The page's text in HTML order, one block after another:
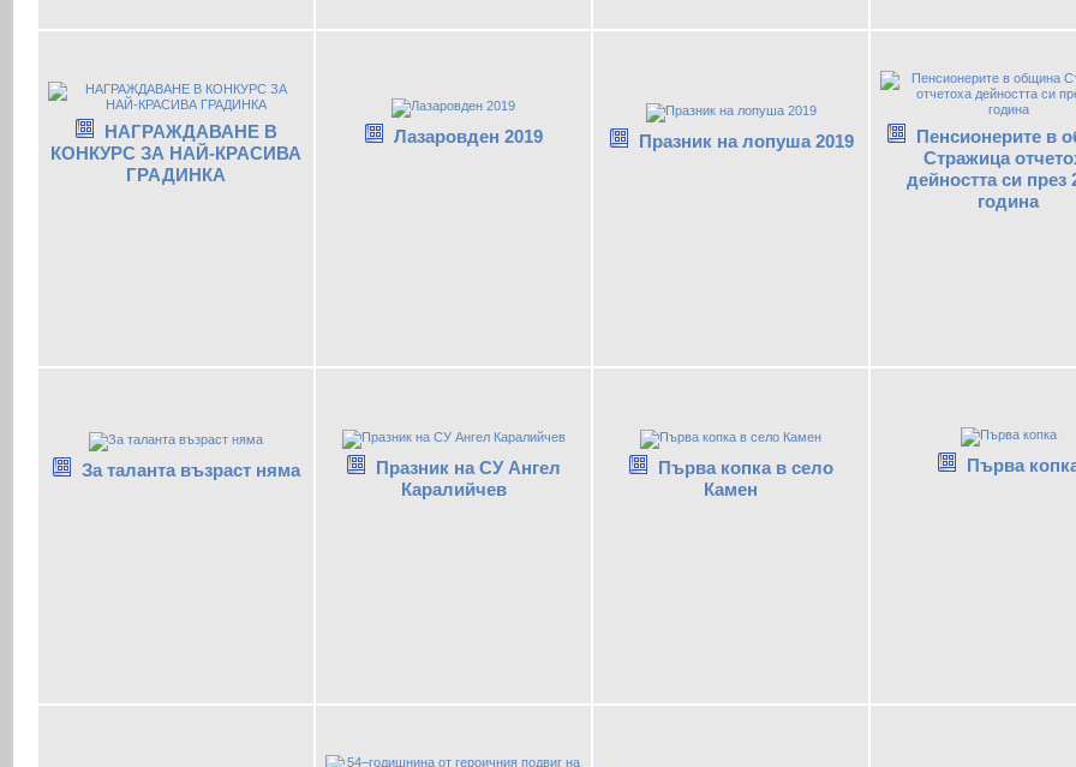
НАГРАЖДАВАНЕ В
КОНКУРС ЗА НАЙ-КРАСИВА
ГРАДИНКА
Лазаровден 2019 Празник на лопуша 2019
Пенсионерите в
Стражица
дейността си през
година
За таланта възраст няма
Празник на СУ Ангел
Каралийчев
Първа копка в село
Камен
Първа